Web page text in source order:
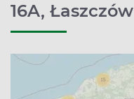
16A, Łaszczów